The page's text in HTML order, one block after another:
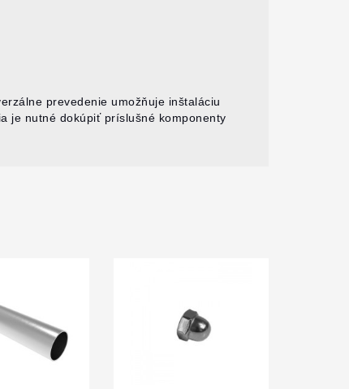
prevedenie umožňuje inštaláciu
je nutné dokúpiť príslušné komponenty